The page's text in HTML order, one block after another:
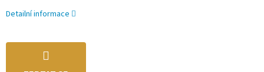
Detailní informace